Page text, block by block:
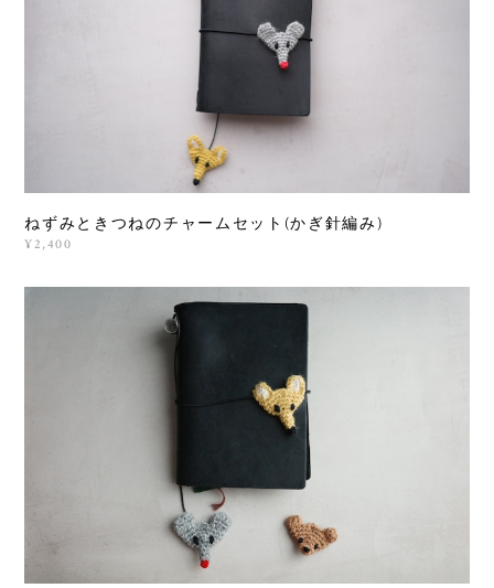
ねずみときつねのチャームセット(かぎ針編み)
¥2,400